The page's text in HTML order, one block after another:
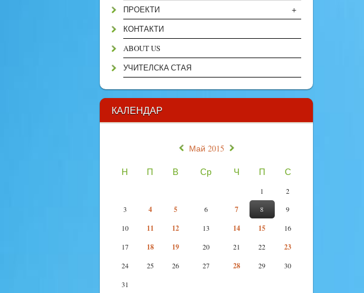
+
ПРОЕКТИ
КОНТАКТИ
ABOUT US
УЧИТЕЛСКА СТАЯ
КАЛЕНДАР
« Май 2015 »
Н П В Ср Ч П С
1
2
3
4 5 6 7 8
9
10
11 12 13 14 15
16
17
18 19 20 21 22 23
24 25 26 27 28 29
30
31